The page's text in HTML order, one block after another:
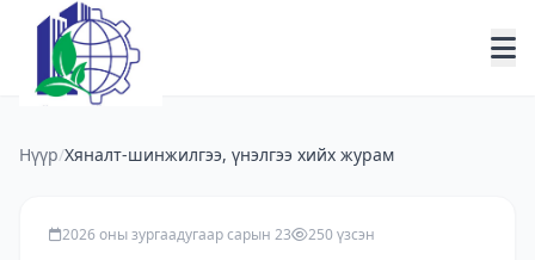
Нүүр/Хяналт-шинжилгээ, үнэлгээ хийх журам
2026 оны зургаадугаар сарын 23 250 үзсэн